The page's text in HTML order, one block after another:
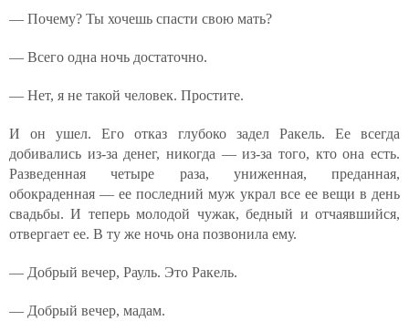
— Почему? Ты хочешь спасти свою мать?
— Всего одна ночь достаточно.
— Нет, я не такой человек. Простите.
И он ушел. Его отказ глубоко задел Ракель. Ее всегда
добивались из-за денег, никогда — из-за того, кто она есть.
Разведенная четыре раза, униженная, преданная,
обокраденная — ее последний муж украл все ее вещи в день
свадьбы. И теперь молодой чужак, бедный и отчаявшийся,
отвергает ее. В ту же ночь она позвонила ему.
— Добрый вечер, Рауль. Это Ракель.
— Добрый вечер, мадам.